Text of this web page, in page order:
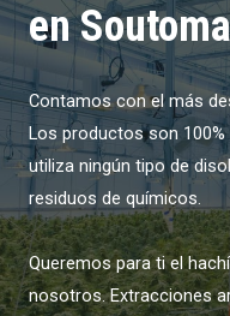
en
Contamos con el más
Los productos son
utiliza ningún tipo de
residuos de químicos.
Queremos para ti el
nosotros. Extracciones